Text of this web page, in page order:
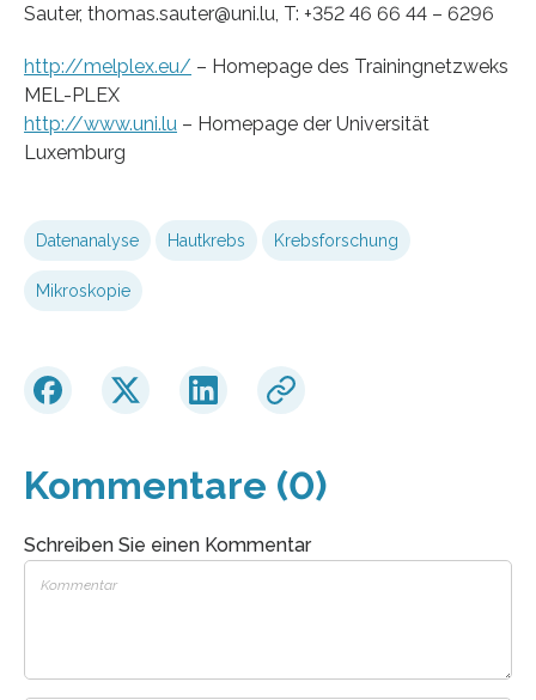
Sauter, thomas.sauter@uni.lu, T: +352 46 66 44 – 6296
http://melplex.eu/ – Homepage des Trainingnetzweks
MEL-PLEX
http://www.uni.lu – Homepage der Universität
Luxemburg
Datenanalyse Hautkrebs Krebsforschung
Mikroskopie
Kommentare (0)
Schreiben Sie einen Kommentar